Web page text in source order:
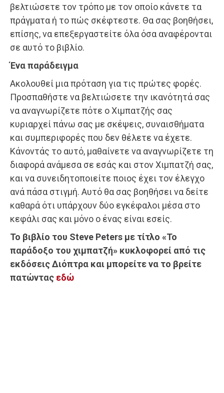
βελτιώσετε τον τρόπο με τον οποίο κάνετε τα
πράγματα ή το πώς σκέφτεστε. Θα σας βοηθήσει,
επίσης, να επεξεργαστείτε όλα όσα αναφέρονται
σε αυτό το βιβλίο.
Ένα παράδειγμα
Ακολουθεί μια πρόταση για τις πρώτες φορές.
Προσπαθήστε να βελτιώσετε την ικανότητά σας
να αναγνωρίζετε πότε ο Χιμπατζής σας
κυριαρχεί πάνω σας με σκέψεις, συναισθήματα
και συμπεριφορές που δεν θέλετε να έχετε.
Κάνοντάς το αυτό, μαθαίνετε να αναγνωρίζετε τη
διαφορά ανάμεσα σε εσάς και στον Χιμπατζή σας,
και να συνειδητοποιείτε ποιος έχει τον έλεγχο
ανά πάσα στιγμή. Αυτό θα σας βοηθήσει να δείτε
καθαρά ότι υπάρχουν δύο εγκέφαλοι μέσα στο
κεφάλι σας και μόνο ο ένας είναι εσείς.
Το βιβλίο του Steve Peters με τίτλο «Το
παράδοξο του χιμπατζή» κυκλοφορεί από τις
εκδόσεις Διόπτρα και μπορείτε να το βρείτε
πατώντας εδώ